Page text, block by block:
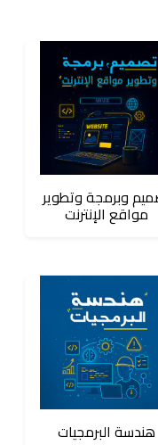
وبرمجة وتطوير
مواقع الإنترنت
هندسة البرمجيات